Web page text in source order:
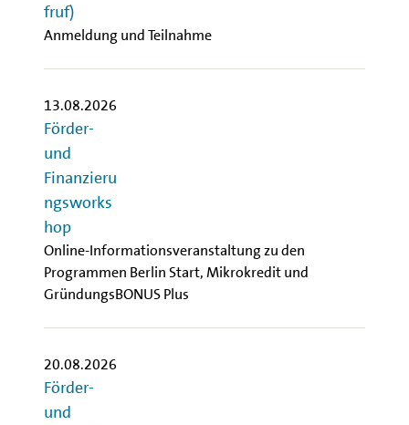
fruf)
Anmeldung und Teilnahme
Förder-
und
Finanzieru
ngsworks
hop
13.08.2026
Online-Informationsveranstaltung zu den
Programmen Berlin Start, Mikrokredit und
GründungsBONUS Plus
Förder-
und
20.08.2026